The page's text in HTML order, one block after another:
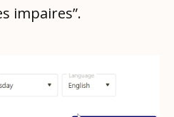
impaires”.